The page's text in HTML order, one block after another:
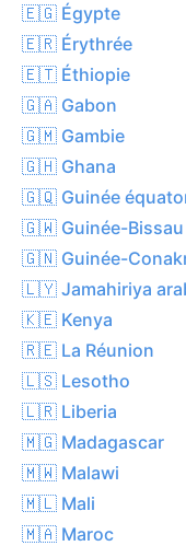
🇪🇬 Égypte
🇪🇷 Érythrée
🇪🇹 Éthiopie
🇬🇦 Gabon
🇬🇲 Gambie
🇬🇭 Ghana
🇬🇶 Guinée
🇬🇼 Guinée-Bissau
🇬🇳 Guinée-
🇱🇾 Jamahiriya
🇰🇪 Kenya
🇷🇪 La Réunion
🇱🇸 Lesotho
🇱🇷 Liberia
🇲🇬 Madagascar
🇲🇼 Malawi
🇲🇱 Mali
🇲🇦 Maroc